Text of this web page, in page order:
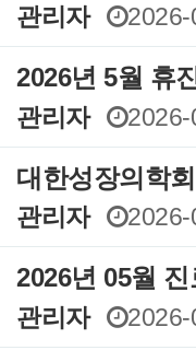
관리자 2026-
2026년 5월 휴
관리자
2026-
대한성장의학
관리자
2026-
2026년 05월
관리자
2026-